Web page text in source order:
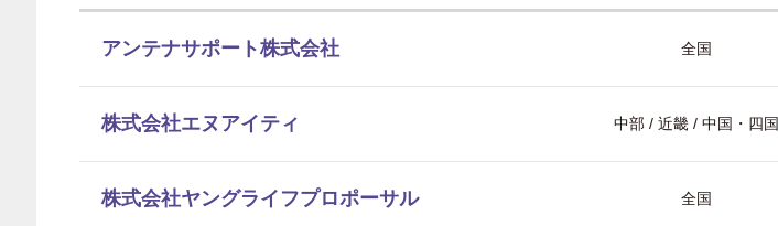
アンテナサポート株式会社 全国
株式会社エヌアイティ 中部 / 近畿 / 中国・四国
株式会社ヤングライフプロポーサル 全国